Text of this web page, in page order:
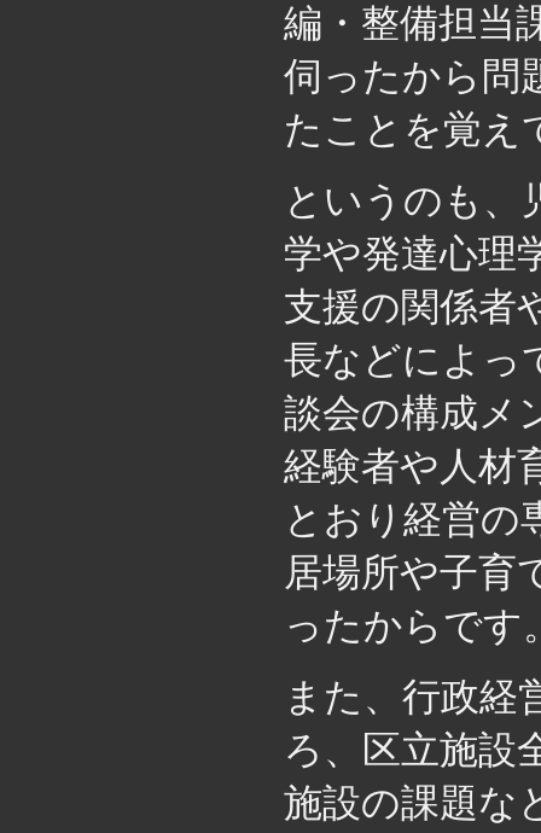
編・整備担当
伺ったから問
たことを覚え
というのも、
学や発達心理
支援の関係者
長などによっ
談会の構成メ
経験者や人材
とおり経営の
居場所や子育
ったからです
また、行政経
ろ、区立施設
施設の課題な